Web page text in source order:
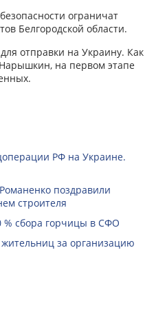
ограничат
Белгородской области.
отправки на Украину. Как
на первом этапе
РФ на Украине.
поздравили
строителя
% сбора горчицы в СФО
за организацию